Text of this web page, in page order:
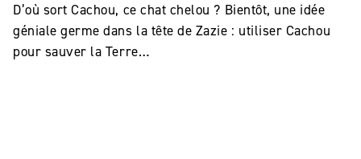
D’où sort Cachou, ce chat chelou ? Bientôt, une idée
géniale germe dans la tête de Zazie : utiliser Cachou
pour sauver la Terre…